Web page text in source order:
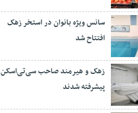
سانس ویژه بانوان در استخر زهک
افتتاح شد
زهک و هیرمند صاحب سی‌تی‌اسکن
پیشرفته شدند